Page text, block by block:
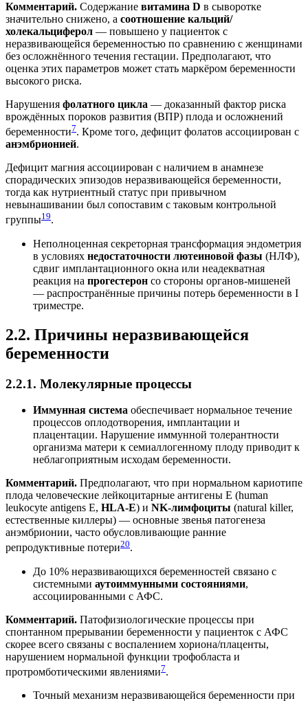
Комментарий. Содержание витамина D в сыворотке
значительно снижено, а соотношение кальций/
холекальциферол — повышено у пациенток с
неразвивающейся беременностью по сравнению с женщинами
без осложнённого течения гестации. Предполагают, что
оценка этих параметров может стать маркёром беременности
высокого риска.
Нарушения фолатного цикла — доказанный фактор риска
врождённых пороков развития (ВПР) плода и осложнений
беременности7. Кроме того, дефицит фолатов ассоциирован с
анэмбрионией.
Дефицит магния ассоциирован с наличием в анамнезе
спорадических эпизодов неразвивающейся беременности,
тогда как нутриентный статус при привычном
невынашивании был сопоставим с таковым контрольной
группы19.
Неполноценная секреторная трансформация эндометрия
в условиях недостаточности лютеиновой фазы (НЛФ),
сдвиг имплантационного окна или неадекватная
реакция на прогестерон со стороны органов-мишеней
— распространённые причины потерь беременности в I
триместре.
2.2. Причины неразвивающейся
беременности
2.2.1. Молекулярные процессы
Иммунная система обеспечивает нормальное течение
процессов оплодотворения, имплантации и
плацентации. Нарушение иммунной толерантности
организма матери к семиаллогенному плоду приводит к
неблагоприятным исходам беременности.
Комментарий. Предполагают, что при нормальном кариотипе
плода человеческие лейкоцитарные антигены E (human
leukocyte antigens E, HLA-E) и NK-лимфоциты (natural killer,
естественные киллеры) — основные звенья патогенеза
анэмбрионии, часто обусловливающие ранние
репродуктивные потери20.
До 10% неразвивающихся беременностей связано с
системными аутоиммунными состояниями,
ассоциированными с АФС.
Комментарий. Патофизиологические процессы при
спонтанном прерывании беременности у пациенток с АФС
скорее всего связаны с воспалением хориона/плаценты,
нарушением нормальной функции трофобласта и
протромботическими явлениями7.
Точный механизм неразвивающейся беременности при